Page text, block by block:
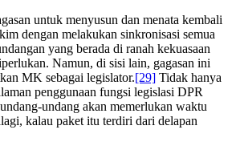
untuk menyusun dan menata kembali
dengan melakukan sinkronisasi semua
yang berada di ranah kekuasaan
Namun, di sisi lain, gagasan ini
MK sebagai legislator.[29] Tidak hanya
penggunaan fungsi legislasi DPR
undang akan memerlukan waktu
kalau paket itu terdiri dari delapan